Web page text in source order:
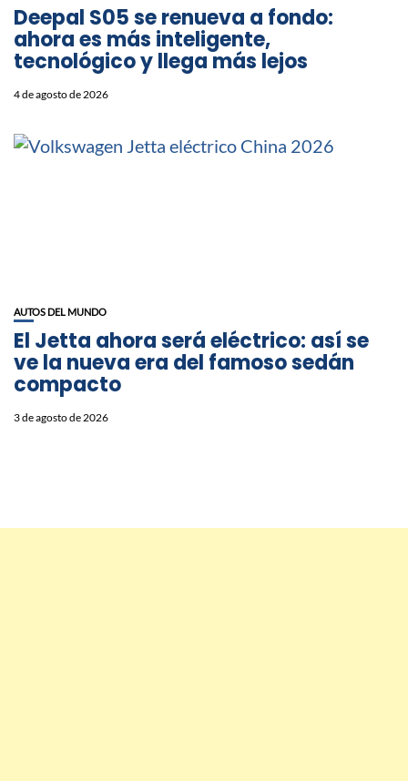
Deepal S05 se renueva a fondo:
ahora es más inteligente,
tecnológico y llega más lejos
4 de agosto de 2026
AUTOS DEL MUNDO
El Jetta ahora será eléctrico: así se
ve la nueva era del famoso sedán
compacto
3 de agosto de 2026